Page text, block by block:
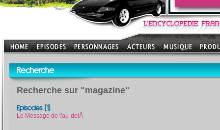
Recherche
Recherche sur "magazine"
Episodes (1)
Le Message de l'au-delÃ